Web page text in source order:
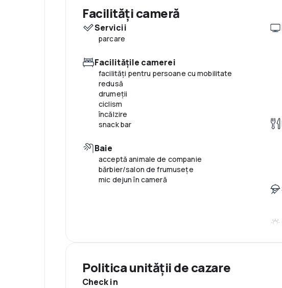
mic dejun în cameră
snack bar
meniuri cu diete speciale (la cerere)
Servicii de recepție
recepţie deschisă nonstop
birou de turism
serviciu de vânzare bilete
cameră de bagaje
check-in/check-out privat
Facilităţi cameră
Servicii
parcare
Facilităţile camerei
facilităţi pentru persoane cu mobilitate
redusă
drumeţii
ciclism
încălzire
snack bar
Baie
acceptă animale de companie
bărbier/salon de frumuseţe
mic dejun în cameră
Politica unităţii de cazare
Check in